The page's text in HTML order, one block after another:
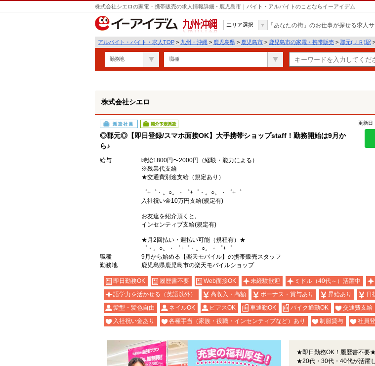
株式会社シエロの家電・携帯販売の求人情報詳細 - 鹿児島市｜バイト・アルバイトのことならイーアイデム
九州・沖縄
エリア選択 「あなたの街」のお仕事が探せる求人サ
アルバイト・バイト・求人TOP > 九州・沖縄 > 鹿児島県 > 鹿児島市 > 鹿児島市の家電・携帯販売 > 郡元(ＪＲ)駅
勤務地 職種
遣
株式会社シエロ
派遣社員 紹介予定派遣
◎郡元◎【即日登録/スマホ面接OK】大手携帯ショップstaff！勤務開始は9月か
ら♪
更新日
給与
時給1800円〜2000円（経験・能力による）
※残業代支給
★交通費別途支給（規定あり）
゜+゜・。○。・゜+゜・。○。・゜+゜
入社祝い金10万円支給(規定有)
お友達を紹介頂くと,
インセンティブ支給(規定有)
★月2回払い・週払い可能（規程有）★
゜・。○。・゜+゜・。○。・゜+゜
職種
9月から始める【楽天モバイル】の携帯販売スタッフ
勤務地
鹿児島県鹿児島市の楽天モバイルショップ
即日勤務OK 履歴書不要 Web面接OK 未経験歓迎 ミドル（40代～）活躍中
語学力を活かせる（英語以外）
高収入・高額 ボーナス・賞与あり 昇給あり 日
髪型・髪色自由
ネイルOK ピアスOK 車通勤OK バイク通勤OK 交通費支給
入社祝い金あり
各種手当（家族・役職・インセンティブなど）あり 制服貸与 社員
★即日勤務OK！履歴書不要★
★20代・30代・40代が活躍